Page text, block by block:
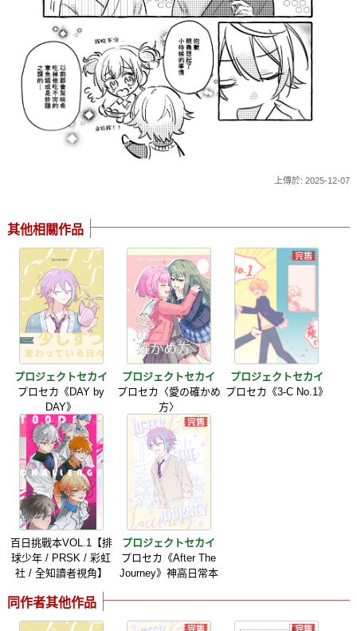
上傳於: 2025-12-07
其他相關作品
プロジェクトセカイ
プロセカ《DAY by
DAY》
プロジェクトセカイ
プロセカ〈愛の確かめ
方〉
プロジェクトセカイ
プロセカ《3-C No.1》
百日挑戰本VOL.1【排
球少年 / PRSK / 彩虹
社 / 全知讀者視角】
プロジェクトセカイ
プロセカ《After The
Journey》神高日常本
同作者其他作品